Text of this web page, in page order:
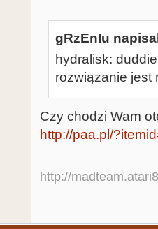
gRzEnIu
hydralisk:
rozwiązanie jest
Czy chodzi Wam
http://paa.pl/
http://